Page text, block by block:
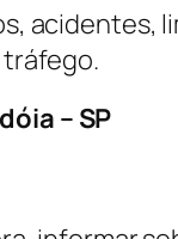
acidentes,
– SP